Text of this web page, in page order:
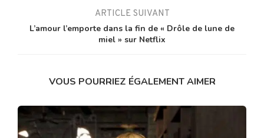
ARTICLE SUIVANT
L’amour l’emporte dans la fin de « Drôle de lune de
miel » sur Netflix
VOUS POURRIEZ ÉGALEMENT AIMER